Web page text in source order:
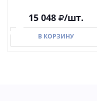
15 048 /шт.
В КОРЗИНУ